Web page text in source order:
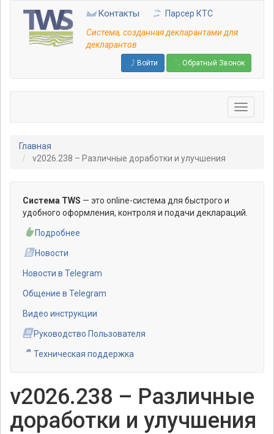
основному
содержанию
Контакты
Парсер КТС
Система, созданная декларантами для
декларантов
Войти Обратный Звонок
Главная
v2026.238 – Различные доработки и улучшения
Система TWS — это online-система для быстрого и
удобного оформления, контроля и подачи деклараций.
Подробнее
Новости
Новости в Telegram
Общение в Telegram
Видео инструкции
Руководство Пользователя
Техническая поддержка
v2026.238 – Различные
доработки и улучшения